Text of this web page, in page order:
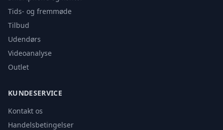
Tids- og fremmøde
Tilbud
Udendørs
Videoanalyse
Outlet
KUNDESERVICE
Kontakt os
Handelsbetingelser